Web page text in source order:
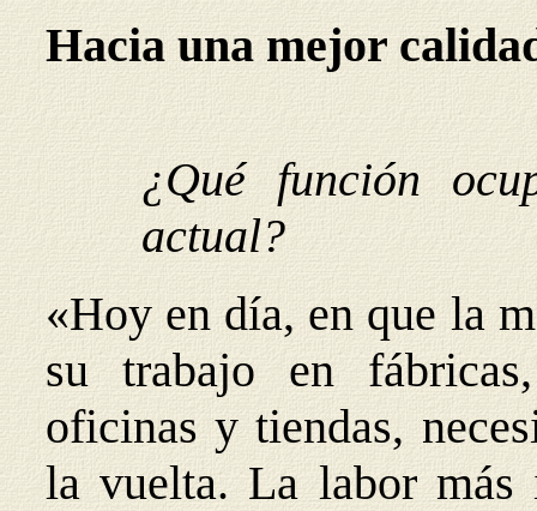
Hacia una mejor
¿Qué función
actual?
«Hoy en día, en que la
su trabajo en fábricas,
oficinas y tiendas,
la vuelta. La labor